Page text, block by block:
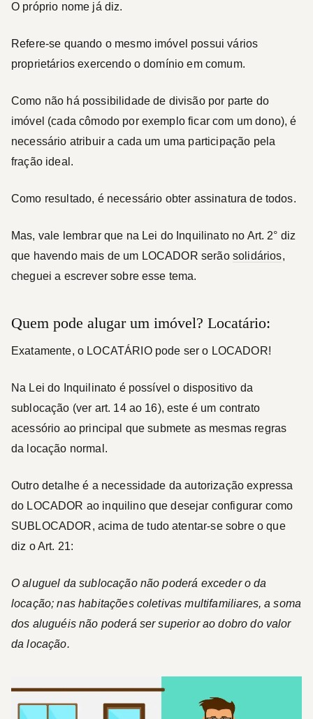
O próprio nome já diz.
Refere-se quando o mesmo imóvel possui vários
proprietários exercendo o domínio em comum.
Como não há possibilidade de divisão por parte do
imóvel (cada cômodo por exemplo ficar com um dono), é
necessário atribuir a cada um uma participação pela
fração ideal.
Como resultado, é necessário obter assinatura de todos.
Mas, vale lembrar que na Lei do Inquilinato no Art. 2° diz
que havendo mais de um LOCADOR serão solidários,
cheguei a escrever sobre esse tema.
Quem pode alugar um imóvel? Locatário:
Exatamente, o LOCATÁRIOpode ser o LOCADOR!
Na Lei do Inquilinato é possível o dispositivo da
sublocação (ver art. 14 ao 16), este é um contrato
acessório ao principal que submete as mesmas regras
da locação normal.
Outro detalhe é a necessidade da autorização expressa
do LOCADOR ao inquilino que desejar configurar como
SUBLOCADOR, acima de tudo atentar-se sobre o que
diz o Art. 21:
O aluguel da sublocação não poderá exceder o da
locação; nas habitações coletivas multifamiliares, a soma
dos aluguéis não poderá ser superior ao dobro do valor
da locação.